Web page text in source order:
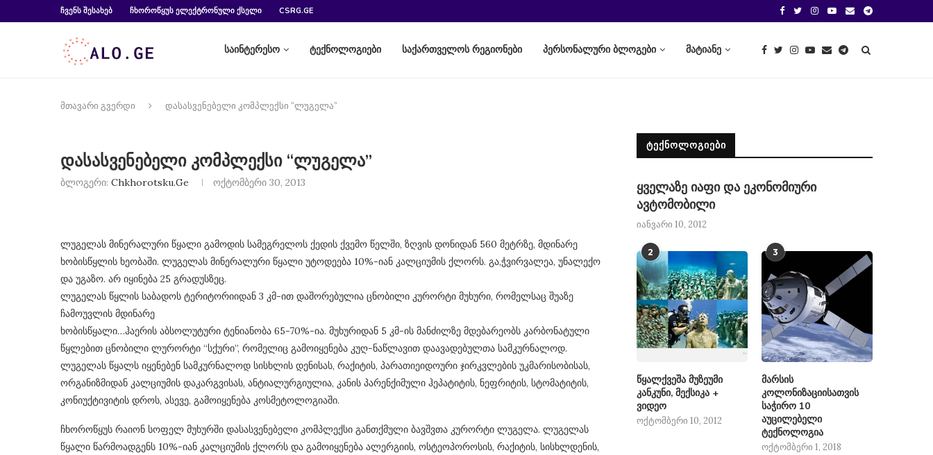
ᲩᲕᲔᲜᲡ ᲨᲔᲡᲐᲮᲔᲑ ᲩᲮᲝᲠᲝᲬᲧᲣᲡ ᲔᲚᲔᲥᲢᲠᲝᲜᲣᲚᲘ ᲥᲡᲔᲚᲘ CSRG.GE
საინტერესო ტექნოლოგიები საქართველოს რეგიონები პერსონალური ბლოგები მატიანე
მთავარი გვერდი დასასვენებელი კომპლექსი “ლუგელა”
დასასვენებელი კომპლექსი “ლუგელა”
ბლოგერი: Chkhorotsku.Ge ოქტომბერი 30, 2013
ლუგელას მინერალური წყალი გამოდის სამეგრელოს ქედის ქვემო წელში, ზღვის დონიდან 560 მეტრზე, მდინარე
ხობისწყლის ხეობაში. ლუგელას მინერალური წყალი უტოდეება 10%-იან კალციუმის ქლორს. გა,ჭვირვალეა, უნალექო
და უგაზო. არ იყინება 25 გრადუსზეც.
ლუგელას წყლის საბადოს ტერიტორიიდან 3 კმ-ით დაშორებულია ცნობილი კურორტი მუხური, რომელსაც შუაზე
ჩამოუვლის მდინარე
ხობისწყალი…ჰაერის აბსოლუტური ტენიანობა 65-70%-ია. მუხურიდან 5 კმ-ის მანძილზე მდებარეობს კარბონატული
წყლებით ცნობილი ლურორტი “სქური”, რომელიც გამოიყენება კუღ-ნაწლავით დაავადებულთა სამკურნალოდ.
ლუგელას წყალს იყენებენ სამკურნალოდ სისხლის დენისას, რაქიტის, პარათიეიდოური ჯირკვლების უკმარისობისას,
ორგანიზმიდან კალციუმის დაკარგვისას, ანტიალურგიულია, კანის პარენქიმული ჰეპატიტის, ნეფრიტის, სტომატიტის,
კონიუქტივიტის დროს, ასევე, გამოიყენება კოსმეტოლოგიაში.
ჩხოროწყუს რაიონ სოფელ მუხურში დასასვენებელი კომპლექსი განთქმული ბავშვთა კურორტი ლუგელა. ლუგელას
წყალი წარმოადგენს 10%-იან კალციუმის ქლორს და გამოიყენება ალერგიის, ოსტეოპოროსის, რაქიტის, სისხლდენის,
ᲢᲔᲥᲜᲝᲚᲝᲒᲘᲔᲑᲘ
ყველაზე იაფი და ეკონომიური
ავტომობილი
იანვარი 10, 2012
2
წყალქვეშა მუზეუმი
კანკუნი, მექსიკა +
ვიდეო
ოქტომბერი 10, 2012
3
მარსის
კოლონიზაციისათვის
საჭირო 10
აუცილებელი
ტექნოლოგია
ოქტომბერი 1, 2018